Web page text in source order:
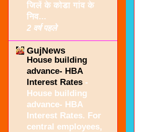
जिलें के कोडा गांव के
निव...
2 वर्ष पहले
GujNews
House building
advance- HBA
Interest Rates -
House building
advance- HBA
Interest Rates. For
central employees,